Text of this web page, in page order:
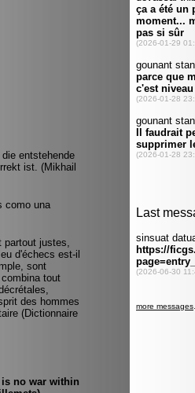
entstehende
ist. (Mikhail
como una
partout justes,
d'échecs est-il
sont
tout
des hommes
(Dictionnaire
is no war within